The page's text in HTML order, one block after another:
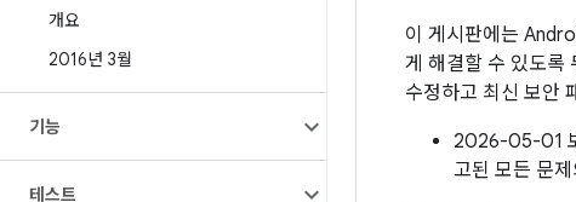
개요
2016년 3월
기능
테스트
이 게시판에는
게 해결할 수 있도록
수정하고 최신 보안
2026-05-01
고된 모든 문